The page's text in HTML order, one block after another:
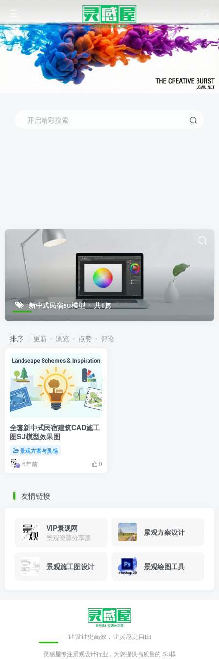
开启精彩搜索
新中式民宿su模型 共1篇
排序 更新 浏览 点赞 评论
全套新中式民宿建筑CAD施工
图SU模型效果图
景观方案与灵感
6年前 0
友情链接
VIP景观网
景观资源分享源
景观方案设计
景观施工图设计 景观绘图工具
让设计更高效，让灵感更自由
灵感屋专注景观设计行业，为您提供高质量的 SU模